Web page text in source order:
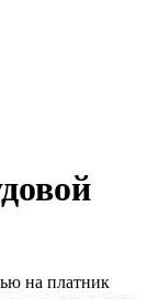
на платник